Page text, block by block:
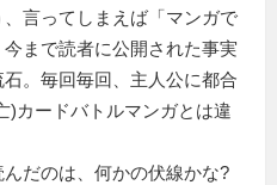
言ってしまえば「マンガで
まで読者に公開された事実
。毎回毎回、主人公に都合
)カードバトルマンガとは違
だのは、何かの伏線かな?